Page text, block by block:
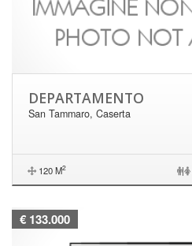
DEPARTAMENTO
San Tammaro, Caserta
120 M2 |
€ 133.000